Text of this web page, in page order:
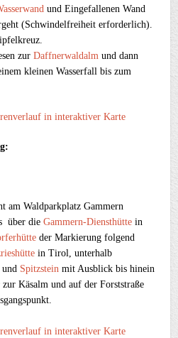
und Eingefallenen Wand
(Schwindelfreiheit erforderlich).
zurDaffnerwaldalm und dann
kleinen Wasserfall bis zum
in interaktiver Karte
am Waldparkplatz Gammern
über dieGammern-Diensthütte in
der Markierung folgend
in Tirol, unterhalb
und Spitzstein mit Ausblick bis hinein
Käsalm und auf der Forststraße
in interaktiver Karte